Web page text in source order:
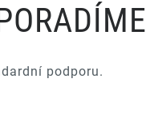
podporu.